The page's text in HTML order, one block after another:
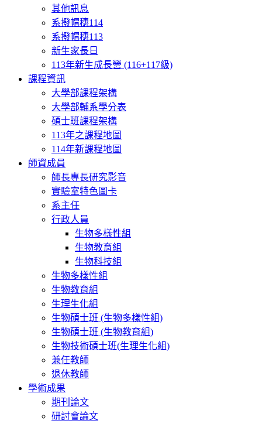
其他訊息
系撥帽穗114
系撥帽穗113
新生家長日
113年新生成長營 (116+117級)
課程資訊
大學部課程架構
大學部輔系學分表
碩士班課程架構
113年之課程地圖
114年新課程地圖
師資成員
師長專長研究影音
實驗室特色圖卡
系主任
行政人員
生物多樣性組
生物教育組
生物科技組
生物多樣性組
生物教育組
生理生化組
生物碩士班 (生物多樣性組)
生物碩士班 (生物教育組)
生物技術碩士班(生理生化組)
兼任教師
退休教師
學術成果
期刊論文
研討會論文